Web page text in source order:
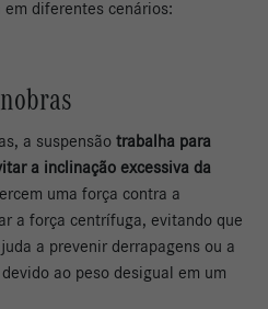
em diferentes cenários:
a suspensão trabalha para
a inclinação excessiva da
uma força contra a
a força centrífuga, evitando que
a prevenir derrapagens ou a
ao peso desigual em um